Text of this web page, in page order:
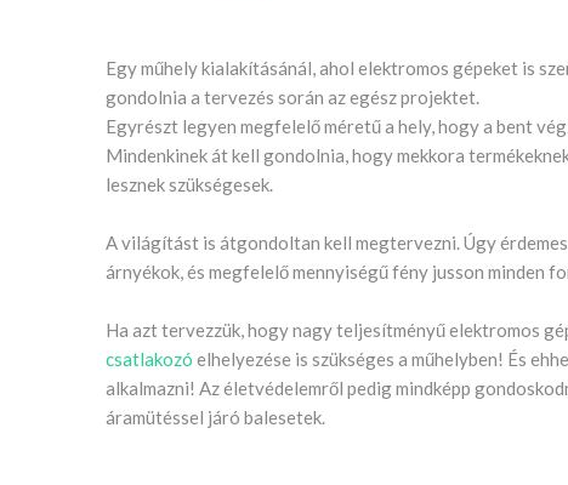
Egy műhely kialakításánál, ahol elektromos gépeket is
gondolnia a tervezés során az egész projektet.
Egyrészt legyen megfelelő méretű a hely, hogy a bent
Mindenkinek át kell gondolnia, hogy mekkora
lesznek szükségesek.
A világítást is átgondoltan kell megtervezni. Úgy
árnyékok, és megfelelő mennyiségű fény jusson minden
Ha azt tervezzük, hogy nagy teljesítményű elektromos
csatlakozó elhelyezése is szükséges a műhelyben! És
alkalmazni! Az életvédelemről pedig mindképp
áramütéssel járó balesetek.